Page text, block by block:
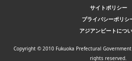
サイトポリシー
プライバシーポリシ
アジアンビートにつ
Copyright © 2010 Fukuoka Prefectural
rights reserved.